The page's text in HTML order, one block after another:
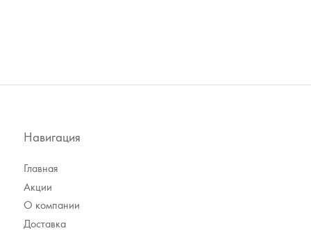
Навигация
Главная
Акции
О компании
Доставка